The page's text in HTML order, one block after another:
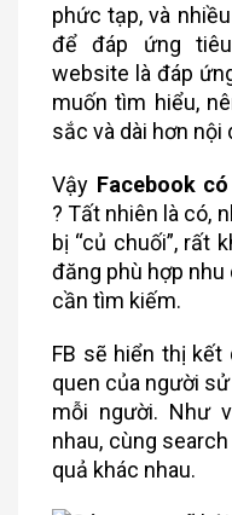
phức tạp, và
để đáp ứng
website là đáp
muốn tìm hiểu,
sắc và dài hơn nội
Vậy Facebook
? Tất nhiên là có,
bị “củ chuối”, rất
đăng phù hợp
cần tìm kiếm.
FB sẽ hiển thị kết
quen của người
mỗi người. Như
nhau, cùng
quả khác nhau.